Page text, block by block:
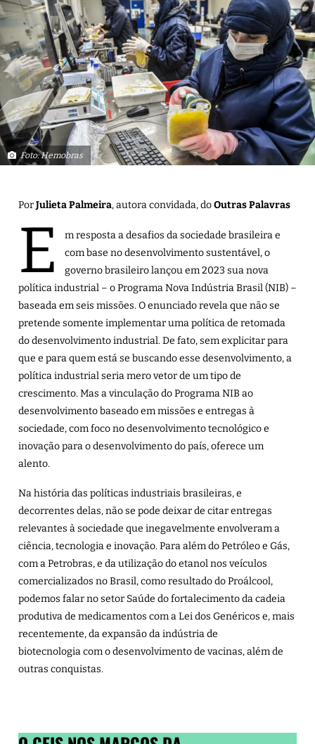
Foto: Hemobras
PorJulieta Palmeira, autora convidada, doOutras Palavras
E
m resposta a desafios da sociedade brasileira e
com base no desenvolvimento sustentável, o
governo brasileiro lançou em 2023 sua nova
política industrial – oPrograma Nova Indústria Brasil (NIB) –
baseada em seis missões. O enunciado revela que não se
pretende somente implementar uma política de retomada
do desenvolvimento industrial. De fato, sem explicitar para
que e para quem está se buscando esse desenvolvimento, a
política industrial seria mero vetor de um tipo de
crescimento. Mas a vinculação do Programa NIB ao
desenvolvimento baseado em missões e entregas à
sociedade, com foco no desenvolvimento tecnológico e
inovação para o desenvolvimento do país, oferece um
alento.
Na história das políticas industriais brasileiras, e
decorrentes delas, não se pode deixar de citar entregas
relevantes à sociedade que inegavelmente envolveram a
ciência, tecnologia e inovação. Para além do Petróleo e Gás,
com a Petrobras, e da utilização do etanol nos veículos
comercializados no Brasil, como resultado do Proálcool,
podemos falar no setor Saúde do fortalecimento da cadeia
produtiva de medicamentos com aLei dos Genéricos e, mais
recentemente, da expansão daindústria de
biotecnologiacom o desenvolvimento de vacinas, além de
outras conquistas.